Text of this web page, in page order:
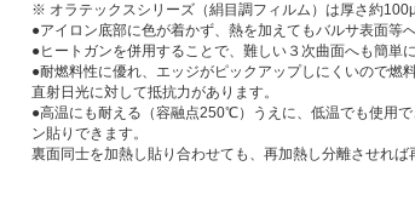
※ オラテックスシリーズ（絹目調フィルム）は厚さ約
●アイロン底部に色が着かず、熱を加えてもバルサ表面等
●ヒートガンを併用することで、難しい３次曲面へも簡単に
●耐燃料性に優れ、エッジがピックアップしにくいので燃
直射日光に対して抵抗力があります。
●高温にも耐える（容融点250℃）うえに、低温でも使用
ン貼りできます。
裏面同士を加熱し貼り合わせても、再加熱し分離させれば